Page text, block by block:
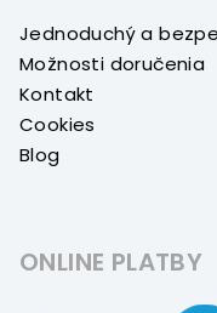
Jednoduchý a
Možnosti doručenia
Kontakt
Cookies
Blog
ONLINE PLATBY